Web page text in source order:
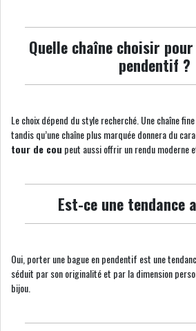
Quelle chaîne choisir
pendentif ?
Le choix dépend du style recherché. Une chaîne
tandis qu’une chaîne plus marquée donnera du
tour de cou peut aussi offrir un rendu moderne
Est-ce une tendance
Oui, porter une bague en pendentif est une
séduit par son originalité et par la dimension
bijou.